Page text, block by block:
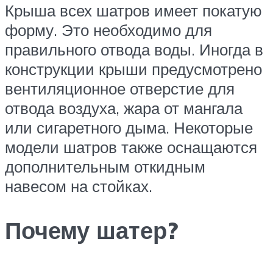
Крыша всех шатров имеет покатую
форму. Это необходимо для
правильного отвода воды. Иногда в
конструкции крыши предусмотрено
вентиляционное отверстие для
отвода воздуха, жара от мангала
или сигаретного дыма. Некоторые
модели шатров также оснащаются
дополнительным откидным
навесом на стойках.
Почему шатер?